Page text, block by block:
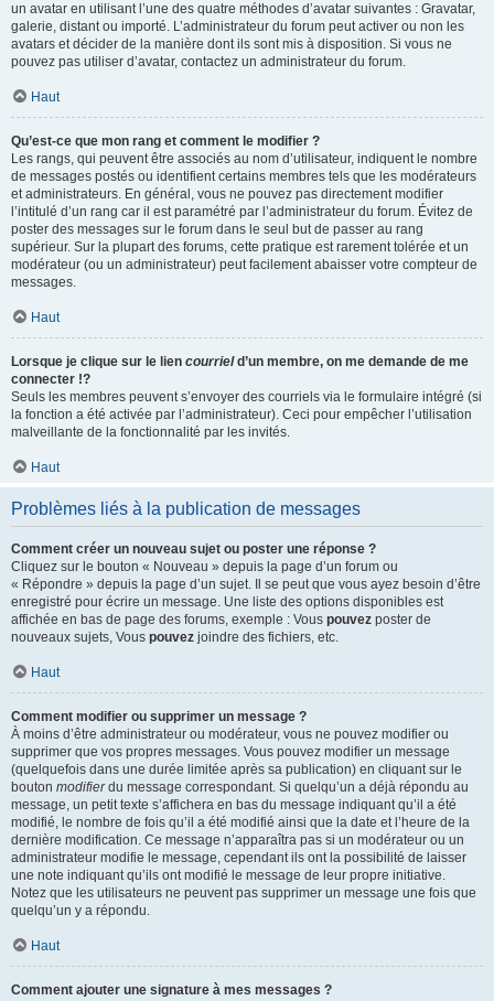
un avatar en utilisant l’une des quatre méthodes d’avatar suivantes : Gravatar,
galerie, distant ou importé. L’administrateur du forum peut activer ou non les
avatars et décider de la manière dont ils sont mis à disposition. Si vous ne
pouvez pas utiliser d’avatar, contactez un administrateur du forum.
Haut
Qu’est-ce que mon rang et comment le modifier ?
Les rangs, qui peuvent être associés au nom d’utilisateur, indiquent le nombre
de messages postés ou identifient certains membres tels que les modérateurs
et administrateurs. En général, vous ne pouvez pas directement modifier
l’intitulé d’un rang car il est paramétré par l’administrateur du forum. Évitez de
poster des messages sur le forum dans le seul but de passer au rang
supérieur. Sur la plupart des forums, cette pratique est rarement tolérée et un
modérateur (ou un administrateur) peut facilement abaisser votre compteur de
messages.
Haut
Lorsque je clique sur le lien courrield’un membre, on me demande de me
connecter !?
Seuls les membres peuvent s’envoyer des courriels via le formulaire intégré (si
la fonction a été activée par l’administrateur). Ceci pour empêcher l’utilisation
malveillante de la fonctionnalité par les invités.
Haut
Problèmes liés à la publication de messages
Comment créer un nouveau sujet ou poster une réponse ?
Cliquez sur le bouton « Nouveau » depuis la page d’un forum ou
« Répondre » depuis la page d’un sujet. Il se peut que vous ayez besoin d’être
enregistré pour écrire un message. Une liste des options disponibles est
affichée en bas de page des forums, exemple : Vous pouvez poster de
nouveaux sujets, Vous pouvez joindre des fichiers, etc.
Haut
Comment modifier ou supprimer un message ?
À moins d’être administrateur ou modérateur, vous ne pouvez modifier ou
supprimer que vos propres messages. Vous pouvez modifier un message
(quelquefois dans une durée limitée après sa publication) en cliquant sur le
bouton modifierdu message correspondant. Si quelqu’un a déjà répondu au
message, un petit texte s’affichera en bas du message indiquant qu’il a été
modifié, le nombre de fois qu’il a été modifié ainsi que la date et l’heure de la
dernière modification. Ce message n’apparaîtra pas si un modérateur ou un
administrateur modifie le message, cependant ils ont la possibilité de laisser
une note indiquant qu’ils ont modifié le message de leur propre initiative.
Notez que les utilisateurs ne peuvent pas supprimer un message une fois que
quelqu’un y a répondu.
Haut
Comment ajouter une signature à mes messages ?